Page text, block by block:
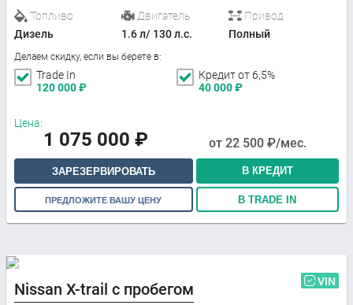
Топливо
Дизель
Двигатель
1.6 л/ 130 л.с.
Привод
Полный
Делаем скидку, если вы берете в:
Trade In
120 000₽
Кредит от 6,5%
40 000₽
Цена:
1 075 000 ₽ от 22 500 ₽/мес.
ЗАРЕЗЕРВИРОВАТЬ В КРЕДИТ
ПРЕДЛОЖИТЕ ВАШУ ЦЕНУ В TRADE IN
Nissan X-trail с пробегом VIN